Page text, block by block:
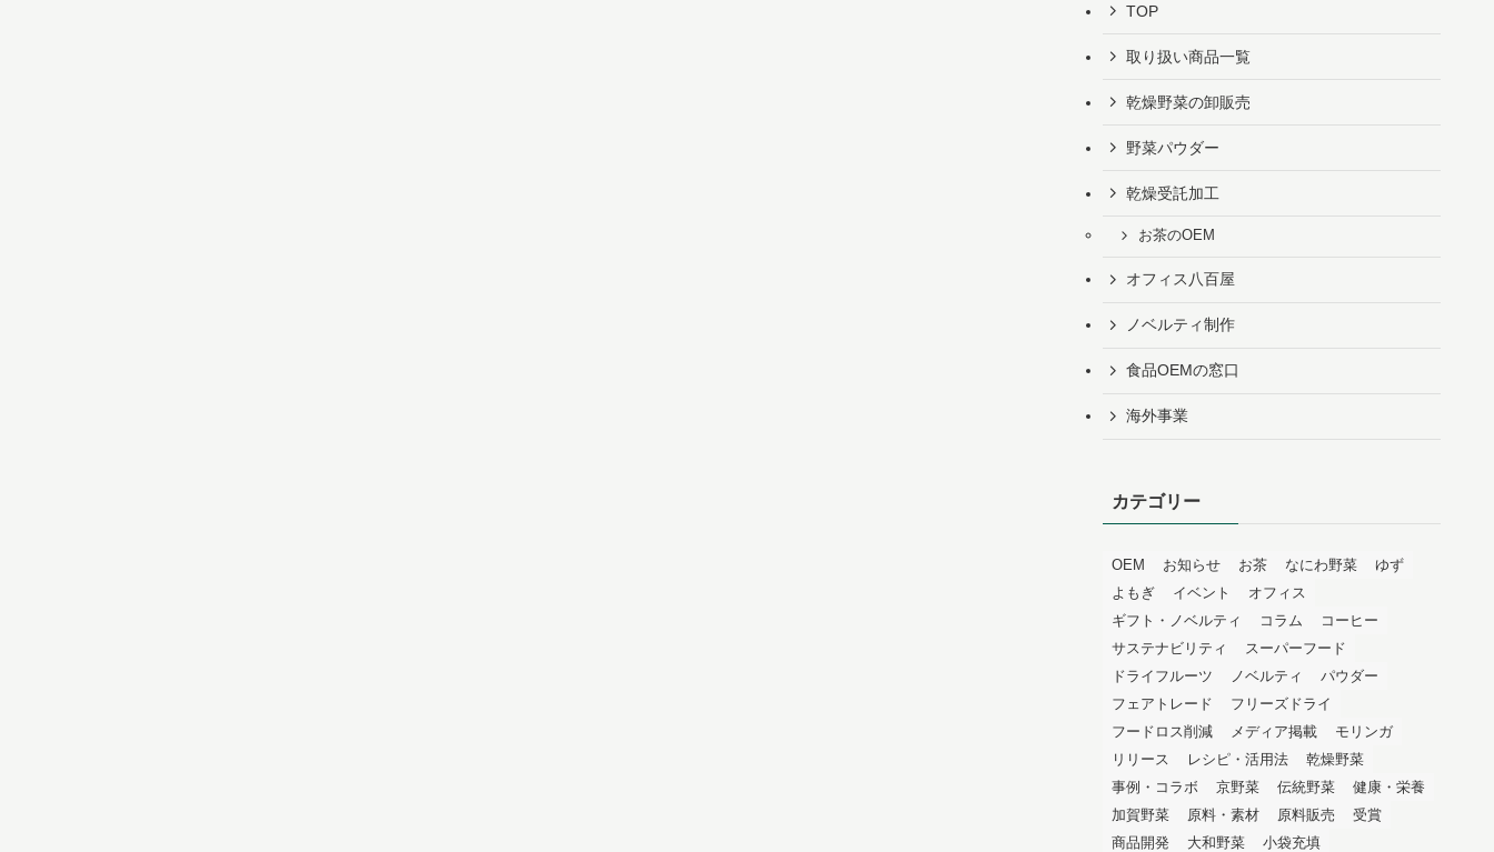
TOP
取り扱い商品一覧
乾燥野菜の卸販売
野菜パウダー
乾燥受託加工
お茶のOEM
オフィス八百屋
ノベルティ制作
食品OEMの窓口
海外事業
カテゴリー
OEM お知らせ お茶 なにわ野菜
ゆず
よもぎ
イベント
オフィス
ギフト・ノベルティ
コラム
コーヒー
サステナビリティ
スーパーフード
ドライフルーツ
ノベルティ
パウダー
フェアトレード
フリーズドライ
フードロス削減
メディア掲載
モリンガ
リリース
レシピ・活用法
乾燥野菜
事例・コラボ
京野菜 伝統野菜
健康・栄養
加賀野菜
原料・素材 原料販売
受賞
商品開発
大和野菜
小袋充填